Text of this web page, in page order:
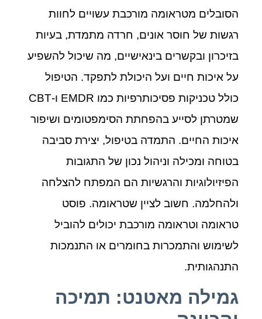
הסובלים מטראומה מורכבת עשויים לחוות
רגשות של חוסר אונים, חרדה מתמדת, בעיות
בזיכרון ובקשרים בינאישיים, מה שיכול להשפיע
על איכות חיים ועל היכולת לתפקד. הטיפול
כולל טכניקות פסיכותרפיות כמו EMDR ו-CBT
שמטרתן לסייע בהפחתת הסימפטומים ושיפור
איכות החיים. התמדה בטיפול, יצירת סביבה
בטוחה ומכילה וניהול נכון של התגובות
הפיזיולוגיות והרגשיות הם המפתח להצלחה
ולהחלמה. חשוב לציין שטראומה. פוסט
טראומה וטראומה מורכבת יכולים להוביל
לשימוש והתמכרות בחומרים או התנמכות
התנהגותית.
גמילה מאטנט: תמיכה